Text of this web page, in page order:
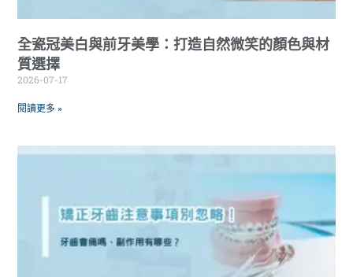
全瓷冠美白與前牙美學：打造自然微笑的顏色與材
質選擇
2026-07-17
閱讀更多 »